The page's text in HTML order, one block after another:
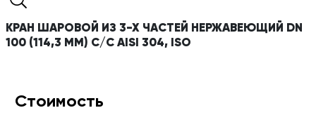
КРАН ШАРОВОЙ ИЗ 3-Х ЧАСТЕЙ НЕРЖАВЕЮЩИЙ DN
100 (114,3 ММ) С/С AISI 304, ISO
Стоимость